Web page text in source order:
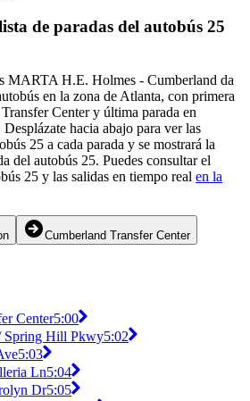
de paradas del autobús 25
MARTA H.E. Holmes - Cumberland da
en la zona de Atlanta, con primera
Center y última parada en
hacia abajo para ver las
25 a cada parada y se mostrará la
del autobús 25. Puedes consultar el
25 y las salidas en tiempo real en la
Cumberland Transfer Center
Center5:00
Spring Hill Pkwy5:02
5:03
Ln5:04
Dr5:05